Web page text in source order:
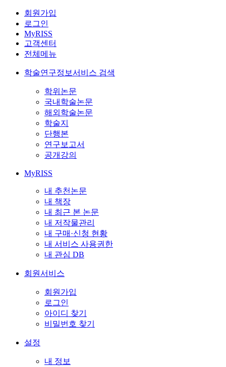
회원가입
로그인
MyRISS
고객센터
전체메뉴
학술연구정보서비스 검색
학위논문
국내학술논문
해외학술논문
학술지
단행본
연구보고서
공개강의
MyRISS
내 추천논문
내 책장
내 최근 본 논문
내 저작물관리
내 구매·신청 현황
내 서비스 사용권한
내 관심 DB
회원서비스
회원가입
로그인
아이디 찾기
비밀번호 찾기
설정
내 정보